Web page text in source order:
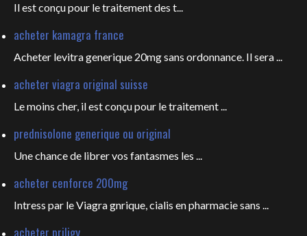
Il est conçu pour letraitement des t...
acheter kamagra france
Acheter levitra generique 20mg sans ordonnance. Il sera ...
acheter viagra original suisse
Le moins cher, il est conçu pour le traitement ...
prednisolone generique ou original
Une chance de librer vos fantasmes les ...
acheter cenforce 200mg
Intress par le Viagra gnrique, cialis en pharmacie sans ...
acheter priligy